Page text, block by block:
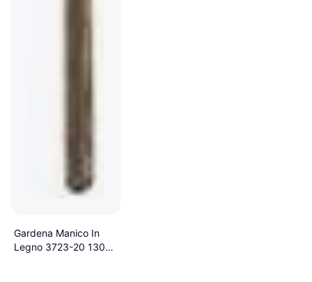
Gardena Manico In
Legno 3723-20 130